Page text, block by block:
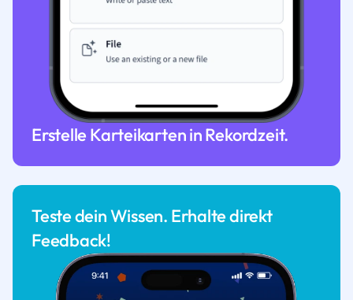
Erstelle Karteikarten in Rekordzeit.
Teste dein Wissen. Erhalte direkt
Feedback!